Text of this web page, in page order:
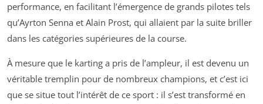
performance, en facilitant l’émergence de grands pilotes tels
qu’Ayrton Senna et Alain Prost, qui allaient par la suite briller
dans les catégories supérieures de la course.
À mesure que le karting a pris de l’ampleur, il est devenu un
véritable tremplin pour de nombreux champions, et c’est ici
que se situe tout l’intérêt de ce sport : il s’est transformé en